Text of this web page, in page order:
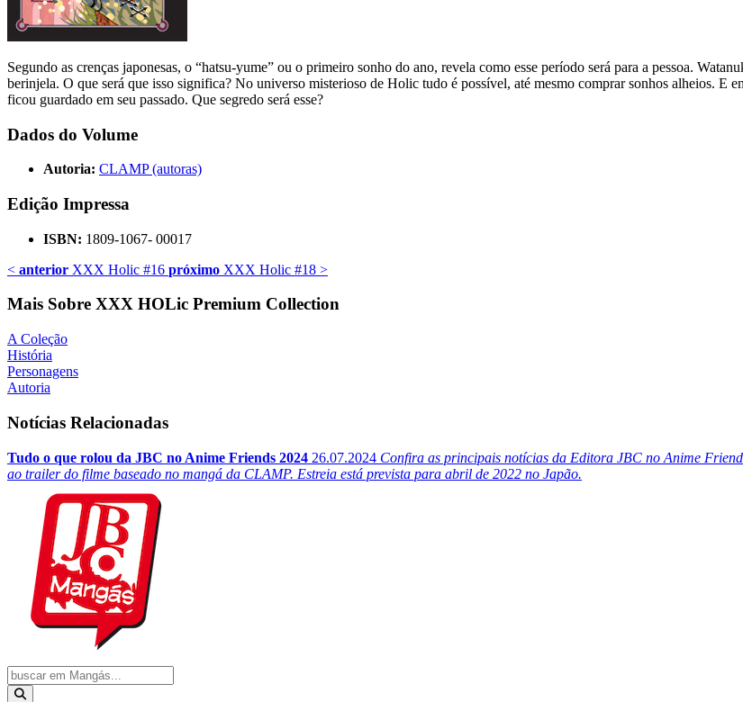
Segundo as crenças japonesas, o “hatsu-yume” ou o primeiro sonho do ano, revela como esse período será para a pessoa.
berinjela. O que será que isso significa? No universo misterioso de Holic tudo é possível, até mesmo comprar sonhos alheios. E
ficou guardado em seu passado. Que segredo será esse?
Dados do Volume
Autoria: CLAMP (autoras)
Edição Impressa
ISBN: 1809-1067- 00017
< anterior XXX Holic #16 próximo XXX Holic #18 >
Mais Sobre XXX HOLic Premium Collection
A Coleção
História
Personagens
Autoria
Notícias Relacionadas
Tudo o que rolou da JBC no Anime Friends 2024 26.07.2024 Confira as principais notícias da Editora JBC no Anime
ao trailer do filme baseado no mangá da CLAMP. Estreia está prevista para abril de 2022 no Japão.